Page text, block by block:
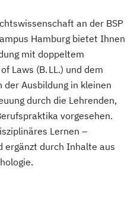
an der BSP
Hamburg bietet Ihnen
mit doppeltem
Laws (B. LL.) und dem
der Ausbildung in kleinen
durch die Lehrenden,
vorgesehen.
Lernen –
ergänzt durch Inhalte aus